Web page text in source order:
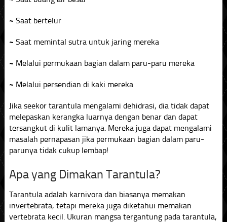
~ Saat bertelur
~ Saat memintal sutra untuk jaring mereka
~ Melalui permukaan bagian dalam paru-paru mereka
~ Melalui persendian di kaki mereka
Jika seekor tarantula mengalami dehidrasi, dia tidak dapat
melepaskan kerangka luarnya dengan benar dan dapat
tersangkut di kulit lamanya. Mereka juga dapat mengalami
masalah pernapasan jika permukaan bagian dalam paru-
parunya tidak cukup lembap!
Apa yang Dimakan Tarantula?
Tarantula adalah karnivora dan biasanya memakan
invertebrata, tetapi mereka juga diketahui memakan
vertebrata kecil. Ukuran mangsa tergantung pada tarantula,